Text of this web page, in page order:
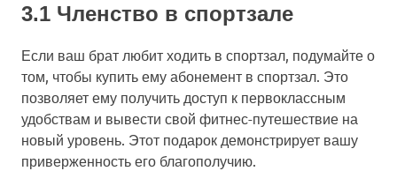
3.1 Членство в спортзале
Если ваш брат любит ходить в спортзал, подумайте о
том, чтобы купить ему абонемент в спортзал. Это
позволяет ему получить доступ к первоклассным
удобствам и вывести свой фитнес-путешествие на
новый уровень. Этот подарок демонстрирует вашу
приверженность его благополучию.